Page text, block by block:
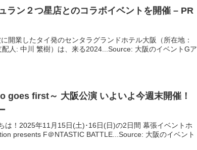
ラン２つ星店とのコラボイベント を開催 – PR
開業したタイ発のセンタラグランドホテル大阪（所在地：
人: 中川 繁樹）は、来る2024...Source: 大阪のイベントGア
goes first～ 大阪公演 いよいよ今週末開催！
は！2025年11月15日(土)･16日(日)の2日間 幕張イベントホ
presents F＠NTASTIC BATTLE...Source: 大阪のイベント